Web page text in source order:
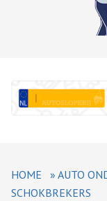
HOME » AUTO
SCHOKBREKERS